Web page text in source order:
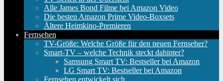
Alle James Bond Filme bei Amazon Video
Die besten Amazon Prime Video-Boxsets
Ältere Heimkino-Premieren
Fernsehen
TV-Größe: Welche Größe für den neuen Fernseher?
Smart-TV – welche Technik steckt dahinter?
Samsung Smart TV: Bestseller bei Amazon
LG Smart TV: Bestseller bei Amazon
Fernsehen entwickelt sich